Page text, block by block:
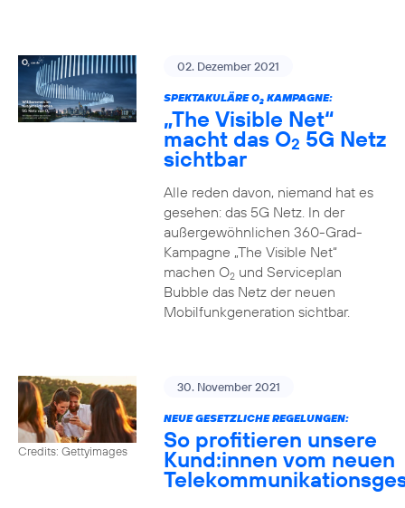
02. Dezember 2021
SPEKTAKULÄRE O2KAMPAGNE:
„The Visible Net“
macht das O2 5G Netz
sichtbar
Alle reden davon, niemand hat es
gesehen: das 5G Netz. In der
außergewöhnlichen 360-Grad-
Kampagne „The Visible Net“
machen O2und Serviceplan
Bubble das Netz der neuen
Mobilfunkgeneration sichtbar.
Credits: Gettyimages
30. November 2021
NEUE GESETZLICHE REGELUNGEN:
So profitieren unsere
Kund:innen vom neuen